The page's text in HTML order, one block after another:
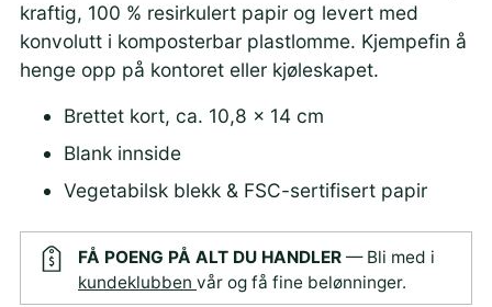
kraftig, 100 % resirkulert papir og levert med
konvolutt i komposterbar plastlomme. Kjempefin å
henge opp på kontoret eller kjøleskapet.
Brettet kort, ca. 10,8 × 14 cm
Blank innside
Vegetabilsk blekk & FSC-sertifisert papir
FÅ POENG PÅ ALT DU HANDLER — Bli med i
kundeklubben vår og få fine belønninger.